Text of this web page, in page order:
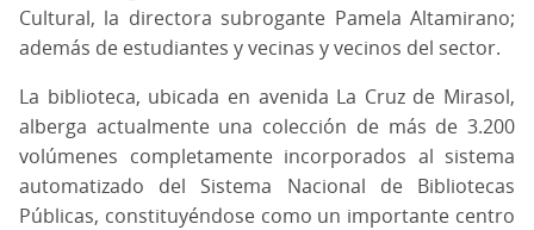
Cultural, la directora subrogante Pamela Altamirano;
además de estudiantes y vecinas y vecinos del sector.
La biblioteca, ubicada en avenida La Cruz de Mirasol,
alberga actualmente una colección de más de 3.200
volúmenes completamente incorporados al sistema
automatizado del Sistema Nacional de Bibliotecas
Públicas, constituyéndose como un importante centro